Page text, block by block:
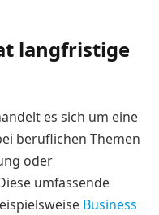
langfristige
es sich um eine
beruflichen Themen
oder
umfassende
Business